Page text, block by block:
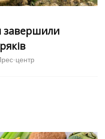
завершили
центр